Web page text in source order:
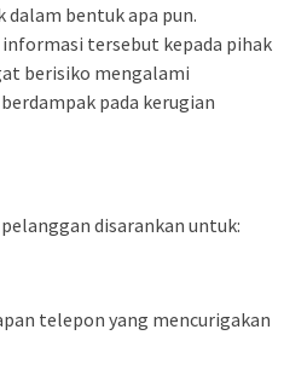
dalam bentuk apa pun.
tersebut kepada pihak
berisiko mengalami
pada kerugian
disarankan untuk:
telepon yang mencurigakan